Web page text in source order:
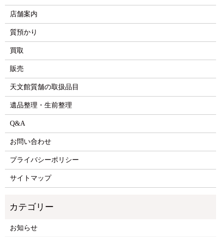
店舗案内
質預かり
買取
販売
天文館質舗の取扱品目
遺品整理・生前整理
Q&A
お問い合わせ
プライバシーポリシー
サイトマップ
お知らせ